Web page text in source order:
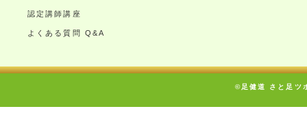
認定講師講座
よくある質問 Q&A
©足健道 さと足